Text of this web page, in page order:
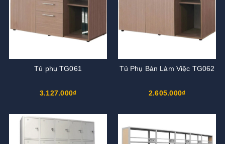
Tủ phụ TG061
3.127.000₫
Tủ Phụ Bàn Làm Việc TG062
2.605.000₫